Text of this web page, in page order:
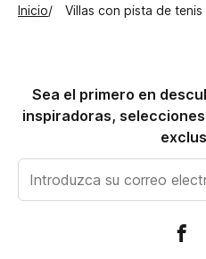
Inicio Villas con pista de tenis
Sea el primero en
inspiradoras,
electrónico